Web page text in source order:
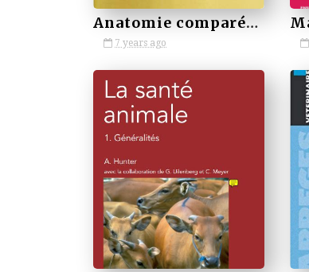
Anatomie comparée des mammifères domestiques. Tome 4, Splanchnologie II
7 years ago
by VETBOOKSTORE by VETBOOKSTORE